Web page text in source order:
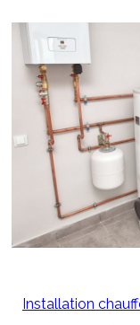
Installation